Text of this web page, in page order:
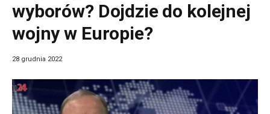
wyborów? Dojdzie do kolejnej
wojny w Europie?
28 grudnia 2022